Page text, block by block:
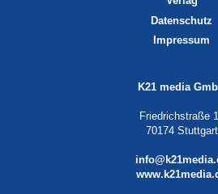
Datenschutz
Impressum
K21 media
Friedrichstraße
70174 Stuttgart